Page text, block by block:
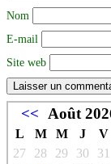
Nom
E-mail
Site web
<< Août
L M M J V
27
28 29 30 31